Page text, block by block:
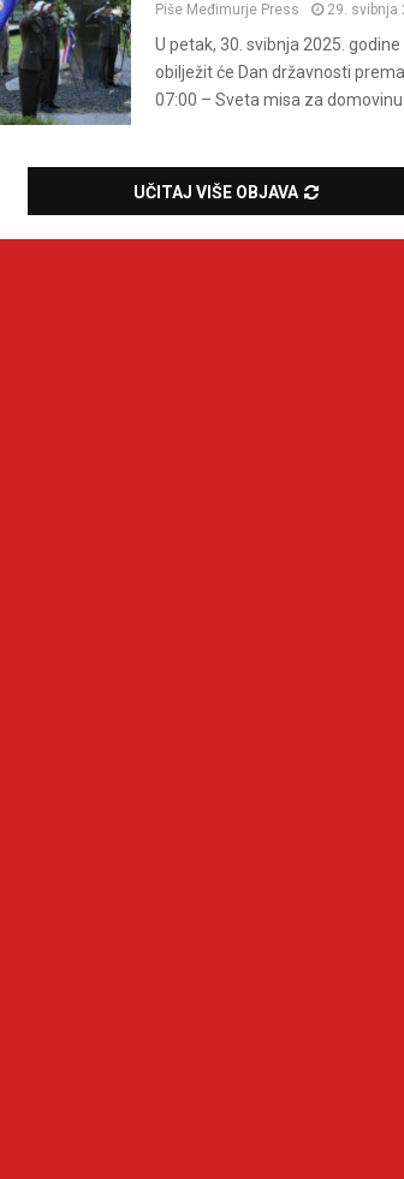
Piše Međimurje Press 29. svibnja
U petak, 30. svibnja 2025.
obilježit će Dan državnosti
07:00 – Sveta misa za domovinu
UČITAJ VIŠE OBJAVA